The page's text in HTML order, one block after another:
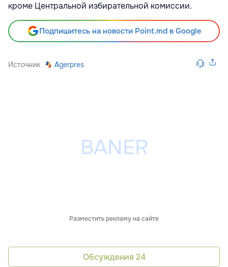
кроме Центральной избирательной комиссии.
Подпишитесь на новости Point.md в Google
Источник Agerpres
Разместить рекламу на сайте
Обсуждения 24